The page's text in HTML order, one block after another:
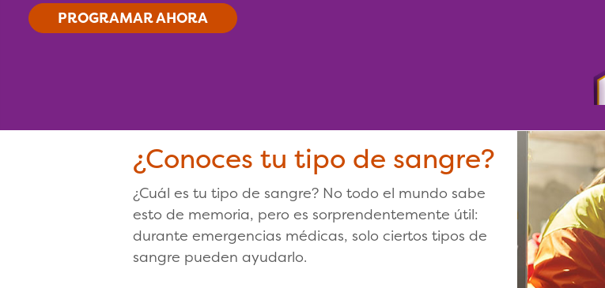
PROGRAMAR AHORA
¿Conoces tu tipo de sangre?
¿Cuál es tu tipo de sangre? No todo el mundo sabe
esto de memoria, pero es sorprendentemente útil:
durante emergencias médicas, solo ciertos tipos de
sangre pueden ayudarlo.